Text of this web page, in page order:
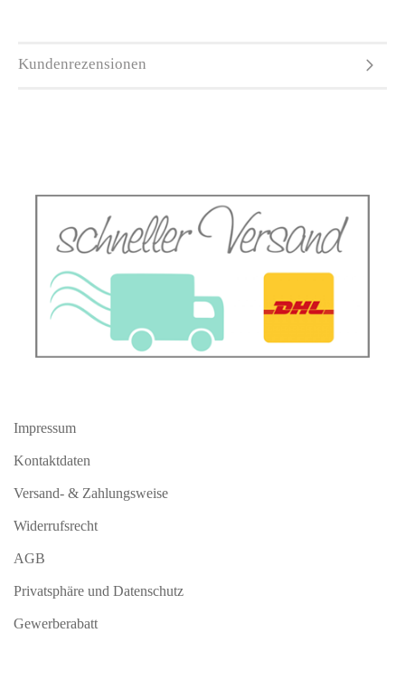
Kundenrezensionen
Impressum
Kontaktdaten
Versand- & Zahlungsweise
Widerrufsrecht
AGB
Privatsphäre und Datenschutz
Gewerberabatt